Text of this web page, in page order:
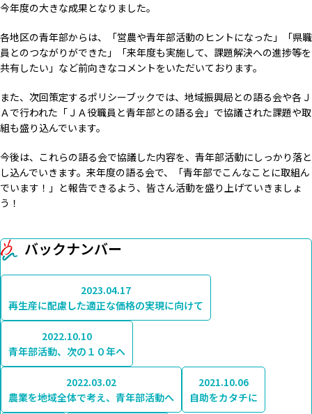
今年度の大きな成果となりました。
各地区の青年部からは、「営農や青年部活動のヒントになった」「県職
員とのつながりができた」「来年度も実施して、課題解決への進捗等を
共有したい」など前向きなコメントをいただいております。
また、次回策定するポリシーブックでは、地域振興局との語る会や各Ｊ
Ａで行われた「ＪＡ役職員と青年部との語る会」で協議された課題や取
組も盛り込んでいます。
今後は、これらの語る会で協議した内容を、青年部活動にしっかり落と
し込んでいきます。来年度の語る会で、「青年部でこんなことに取組ん
でいます！」と報告できるよう、皆さん活動を盛り上げていきましょ
う！
バックナンバー
2023.04.17
再生産に配慮した適正な価格の実現に向けて
2022.10.10
青年部活動、次の１０年へ
2022.03.02
農業を地域全体で考え、青年部活動へ
2021.10.06
自助をカタチに